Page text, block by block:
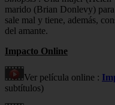
marido (Brian Donlevy)
sale mal y tiene, además,
del amante.
Impacto Online
Ver película online :
subtítulos)